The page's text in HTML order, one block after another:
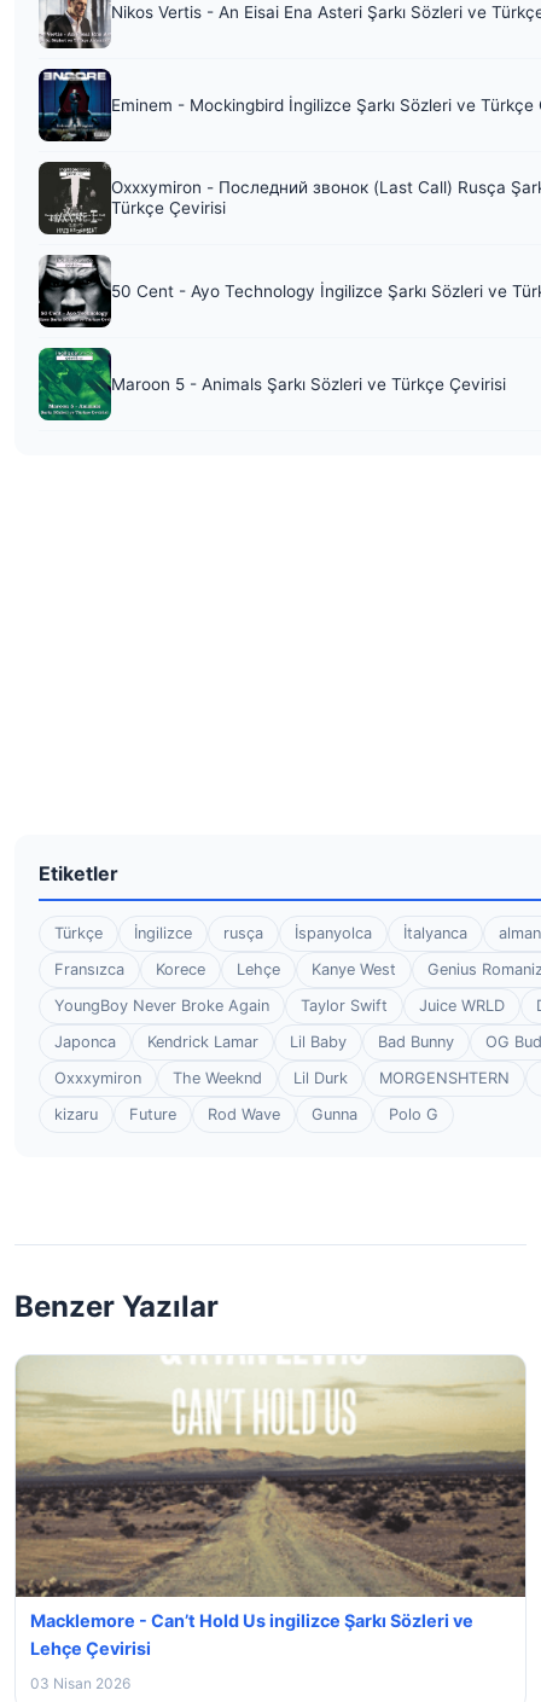
Nikos Vertis - An Eisai Ena Asteri Şarkı Sözleri ve
Eminem - Mockingbird İngilizce Şarkı Sözleri ve Türkçe
Oxxxymiron - Последний звонок (Last Call) Rusça
Türkçe Çevirisi
50 Cent - Ayo Technology İngilizce Şarkı Sözleri ve
Maroon 5 - Animals Şarkı Sözleri ve Türkçe Çevirisi
Etiketler
Türkçe İngilizce rusça İspanyolca İtalyanca
Fransızca
Korece Lehçe Kanye West
Genius
YoungBoy Never Broke Again
Taylor Swift Juice WRLD
Japonca
Kendrick Lamar Lil Baby Bad Bunny
OG
Oxxxymiron
The Weeknd Lil Durk
MORGENSHTERN
kizaru
Future Rod Wave Gunna Polo G
Benzer Yazılar
Macklemore - Can’t Hold Us ingilizce Şarkı Sözleri ve
Lehçe Çevirisi
03 Nisan 2026